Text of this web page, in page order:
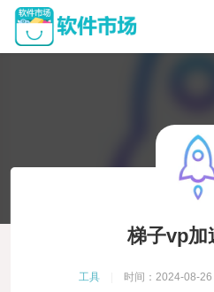
梯子vp加
工具 时间：2024-08-26